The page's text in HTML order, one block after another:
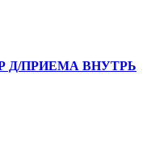
Д/ПРИЕМА ВНУТРЬ